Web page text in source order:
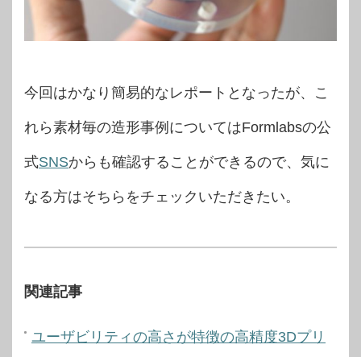
今回はかなり簡易的なレポートとなったが、こ
れら素材毎の造形事例についてはFormlabsの公
式SNSからも確認することができるので、気に
なる方はそちらをチェックいただきたい。
関連記事
ユーザビリティの高さが特徴の高精度3Dプリ